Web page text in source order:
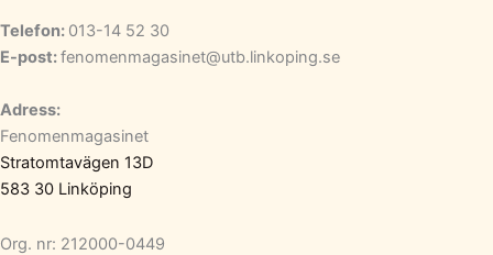
Telefon: 013-14 52 30
E-post:fenomenmagasinet@utb.linkoping.se
Adress:
Fenomenmagasinet
Stratomtavägen 13D
583 30 Linköping
Org. nr: 212000-0449